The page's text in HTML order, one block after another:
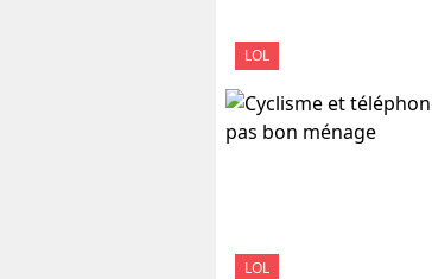
LOL
LOL